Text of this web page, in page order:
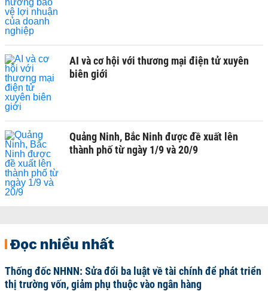
AI và cơ hội với thương mại điện tử xuyên
biên giới
Quảng Ninh, Bắc Ninh được đề xuất lên
thành phố từ ngày 1/9 và 20/9
Đọc nhiều nhất
Thống đốc NHNN: Sửa đổi ba luật về tài chính để phát triển
thị trường vốn, giảm phụ thuộc vào ngân hàng